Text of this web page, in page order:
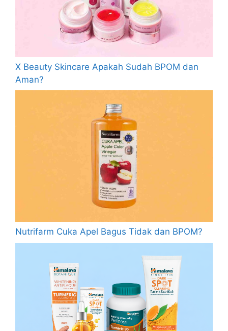
X Beauty Skincare Apakah Sudah BPOM dan
Aman?
Nutrifarm Cuka Apel Bagus Tidak dan BPOM?